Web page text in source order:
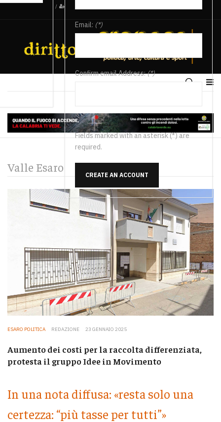
/
Email: (*)
Confirm email Address:(*)
Fields marked with an asterisk (*) are
required.
CREATE AN ACCOUNT
Valle Esaro
ESARO POLITICA REDAZIONE 23 GENNAIO 2025
Aumento dei costi per la raccolta differenziata,
protesta il gruppo Idee in Movimento
In una nota diffusa: «resta solo una
certezza: “più tasse per tutti”»